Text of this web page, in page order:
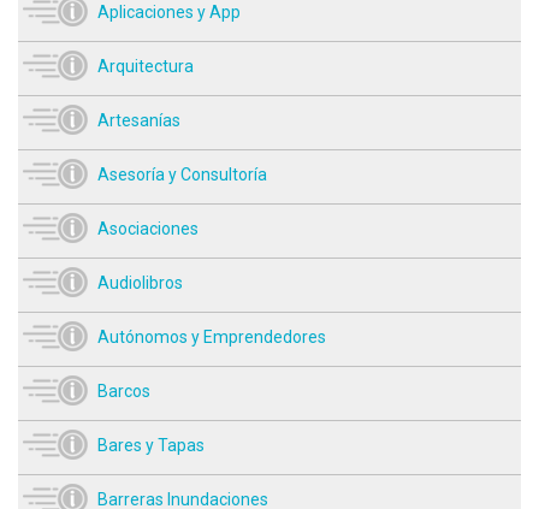
Aplicaciones y App
Arquitectura
Artesanías
Asesoría y Consultoría
Asociaciones
Audiolibros
Autónomos y Emprendedores
Barcos
Bares y Tapas
Barreras Inundaciones